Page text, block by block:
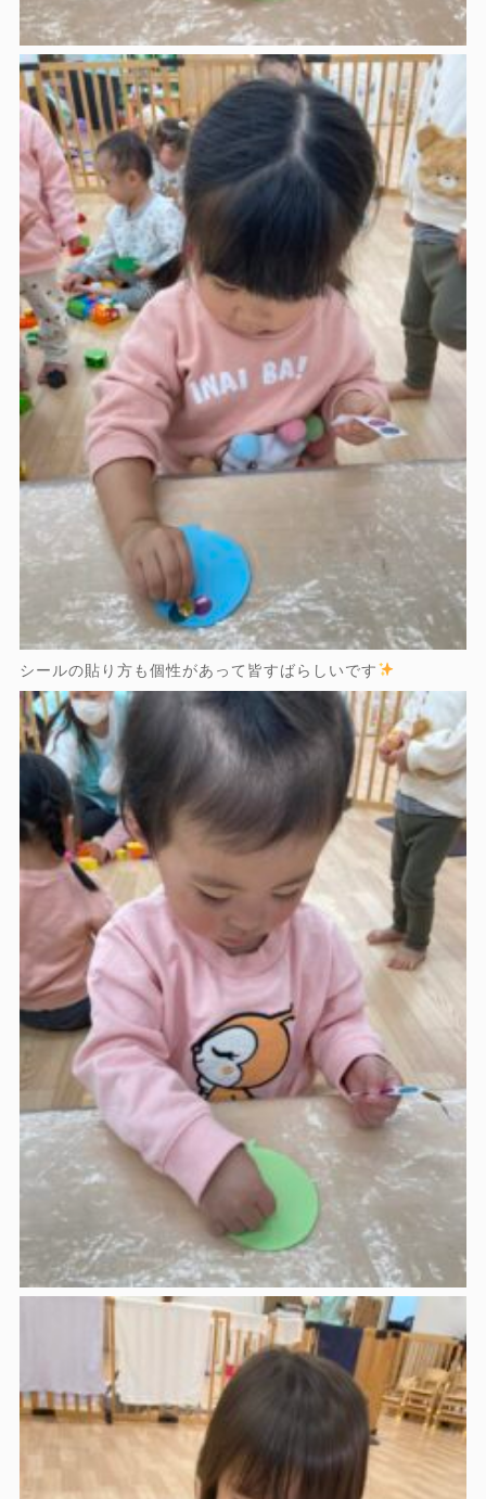
シールの貼り方も個性があって皆すばらしいです